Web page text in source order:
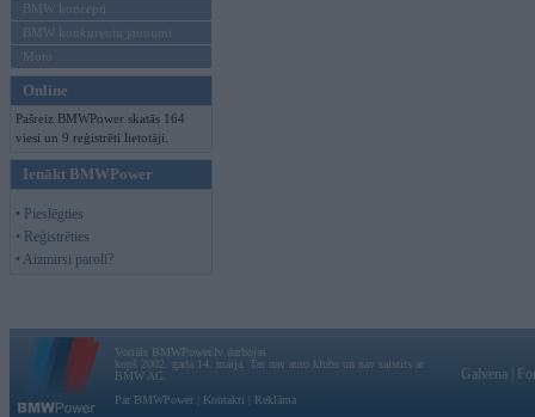
BMW koncepti
BMW konkurentu jaunumi
Moto
Online
Pašreiz BMWPower skatās 164
viesi un 9 reģistrēti lietotāji.
Ienākt BMWPower
• Pieslēgties
• Reģistrēties
• Aizmirsi paroli?
Vortāls BMWPower.lv darbojas
kopš 2002. gada 14. maija. Tas nav auto klubs un nav saistīts ar
BMW AG.
Par BMWPower
Kontakti Reklāma
Galvena